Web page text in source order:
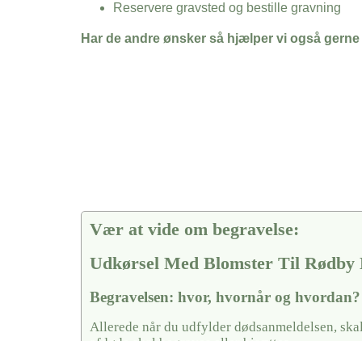
Reservere gravsted og bestille gravning
Har de andre ønsker så hjælper vi også gerne
Vær at vide om begravelse:
Udkørsel Med Blomster Til Rødby
Begravelsen: hvor, hvornår og hvordan?
Allerede når du udfylder dødsanmeldelsen,